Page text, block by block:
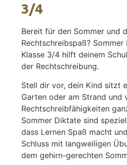
3/4
Bereit für den Sommer und
Rechtschreibspaß?
Klasse 3/4 hilft deinem
der Rechtschreibung.
Stell dir vor, dein Kind sitzt
Garten oder am Strand und
Rechtschreibfähigkeiten
Sommer Diktate sind
dass Lernen Spaß macht
Schluss mit langweiligen
dem gehirn-gerechten